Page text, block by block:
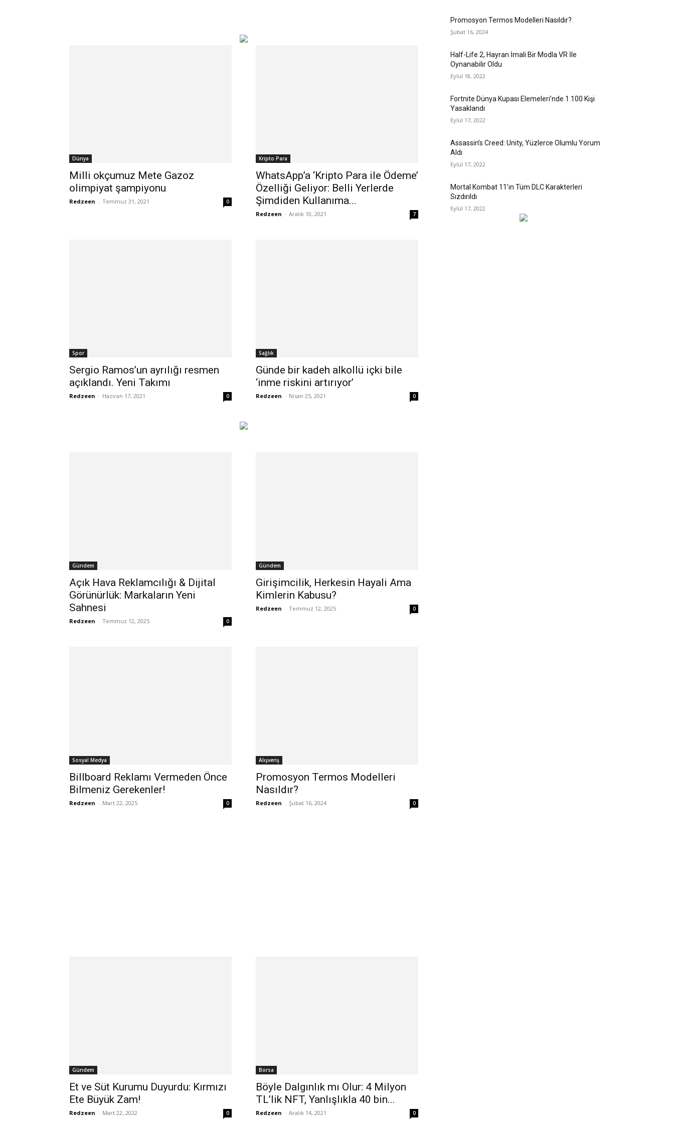
Dünya
Milli okçumuz Mete Gazoz
olimpiyat şampiyonu
Redzeen - Temmuz 31, 2021 0
Kripto Para
WhatsApp’a ‘Kripto Para ile Ödeme’
Özelliği Geliyor: Belli Yerlerde
Şimdiden Kullanıma...
Redzeen - Aralık 10, 2021 7
Spor
Sergio Ramos’un ayrılığı resmen
açıklandı. Yeni Takımı
Redzeen - Haziran 17, 2021 0
Sağlık
Günde bir kadeh alkollü içki bile
‘inme riskini artırıyor’
Redzeen - Nisan 25, 2021 0
Gündem
Açık Hava Reklamcılığı & Dijital
Görünürlük: Markaların Yeni
Sahnesi
Redzeen - Temmuz 12, 2025 0
Gündem
Girişimcilik, Herkesin Hayali Ama
Kimlerin Kabusu?
Redzeen - Temmuz 12, 2025 0
Sosyal Medya
Billboard Reklamı Vermeden Önce
Bilmeniz Gerekenler!
Redzeen - Mart 22, 2025 0
Alışveriş
Promosyon Termos Modelleri
Nasıldır?
Redzeen - Şubat 16, 2024 0
Gündem
Et ve Süt Kurumu Duyurdu: Kırmızı
Ete Büyük Zam!
Redzeen - Mart 22, 2022 0
Borsa
Böyle Dalgınlık mı Olur: 4 Milyon
TL’lik NFT, Yanlışlıkla 40 bin...
Redzeen - Aralık 14, 2021 0
Promosyon Termos Modelleri Nasıldır?
Şubat 16, 2024
Half-Life 2, Hayran İmali Bir Modla VR İle
Oynanabilir Oldu
Eylül 18, 2022
Fortnite Dünya Kupası Elemeleri’nde 1.100 Kişi
Yasaklandı
Eylül 17, 2022
Assassin’s Creed: Unity, Yüzlerce Olumlu Yorum
Aldı
Eylül 17, 2022
Mortal Kombat 11’ın Tüm DLC Karakterleri
Sızdırıldı
Eylül 17, 2022